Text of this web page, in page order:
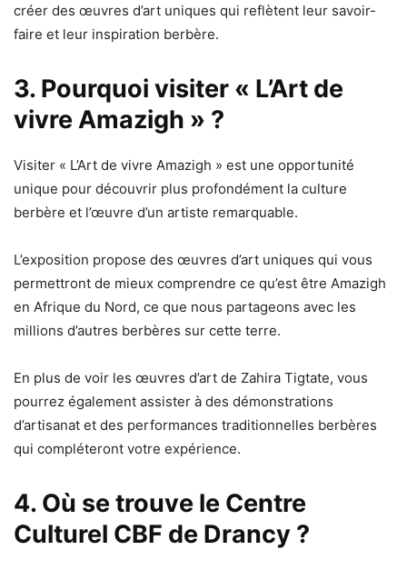
créer des œuvres d’art uniques qui reflètent leur savoir-
faire et leur inspiration berbère.
3. Pourquoi visiter « L’Art de
vivre Amazigh » ?
Visiter « L’Art de vivre Amazigh » est une opportunité
unique pour découvrir plus profondément la culture
berbère et l’œuvre d’un artiste remarquable.
L’exposition propose des œuvres d’art uniques qui vous
permettront de mieux comprendre ce qu’est être Amazigh
en Afrique du Nord, ce que nous partageons avec les
millions d’autres berbères sur cette terre.
En plus de voir les œuvres d’art de Zahira Tigtate, vous
pourrez également assister à des démonstrations
d’artisanat et des performances traditionnelles berbères
qui compléteront votre expérience.
4. Où se trouve le Centre
Culturel CBF de Drancy ?